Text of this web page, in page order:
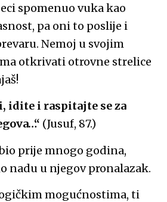
spomenuo vuka kao
pa oni to poslije i
Nemoj u svojim
otkrivati otrovne strelice
idite i raspitajte se za
(Jusuf, 87.)
prije mnogo godina,
nadu u njegov pronalazak.
mogućnostima, ti